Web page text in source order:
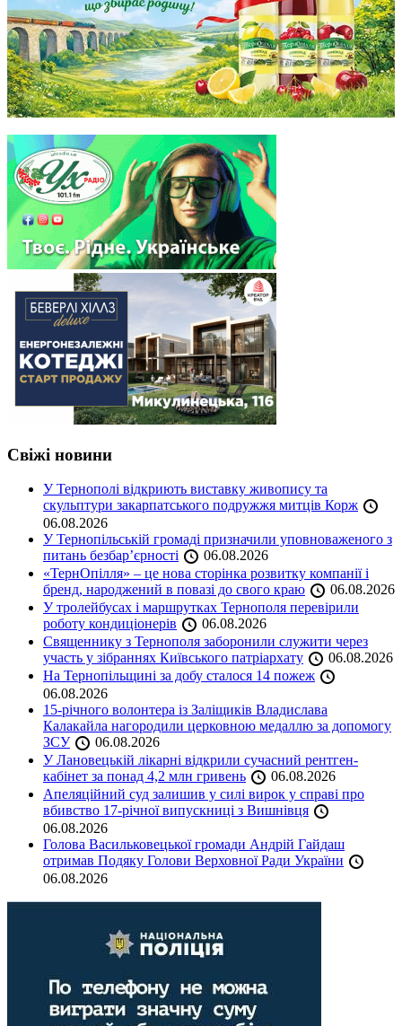
Свіжі новини
У Тернополі відкриють виставку живопису та
скульптури закарпатського подружжя митців Корж
06.08.2026
У Тернопільській громаді призначили уповноваженого з
питань безбар’єрності
06.08.2026
«ТернОпілля» – це нова сторінка розвитку компанії і
бренд, народжений в повазі до свого краю
06.08.2026
У тролейбусах і маршрутках Тернополя перевірили
роботу кондиціонерів
06.08.2026
Священнику з Тернополя заборонили служити через
участь у зібраннях Київського патріархату
06.08.2026
На Тернопільщині за добу сталося 14 пожеж
06.08.2026
15-річного волонтера із Заліщиків Владислава
Калакайла нагородили церковною медаллю за допомогу
ЗСУ
06.08.2026
У Лановецькій лікарні відкрили сучасний рентген-
кабінет за понад 4,2 млн гривень
06.08.2026
Апеляційний суд залишив у силі вирок у справі про
вбивство 17-річної випускниці з Вишнівця
06.08.2026
Голова Васильковецької громади Андрій Гайдаш
отримав Подяку Голови Верховної Ради України
06.08.2026